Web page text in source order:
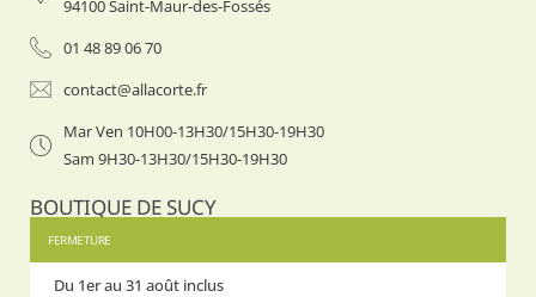
94100 Saint-Maur-des-Fossés
01 48 89 06 70
contact@allacorte.fr
Mar Ven 10H00-13H30/15H30-19H30
Sam 9H30-13H30/15H30-19H30
BOUTIQUE DE SUCY
FERMETURE
Du 1er au 31 août inclus